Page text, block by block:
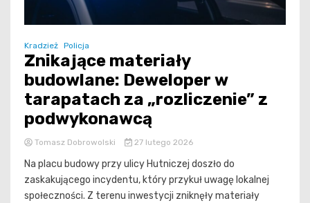
Kradzież Policja
Znikające materiały
budowlane: Deweloper w
tarapatach za „rozliczenie” z
podwykonawcą
Tomasz Dobrowolski 27 lutego 2026
Na placu budowy przy ulicy Hutniczej doszło do
zaskakującego incydentu, który przykuł uwagę lokalnej
społeczności. Z terenu inwestycji zniknęły materiały